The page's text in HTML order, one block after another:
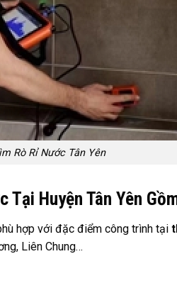
Rò Rỉ Nước Tân Yên
Tại Huyện Tân Yên
hợp với đặc điểm công trình tại
Liên Chung…